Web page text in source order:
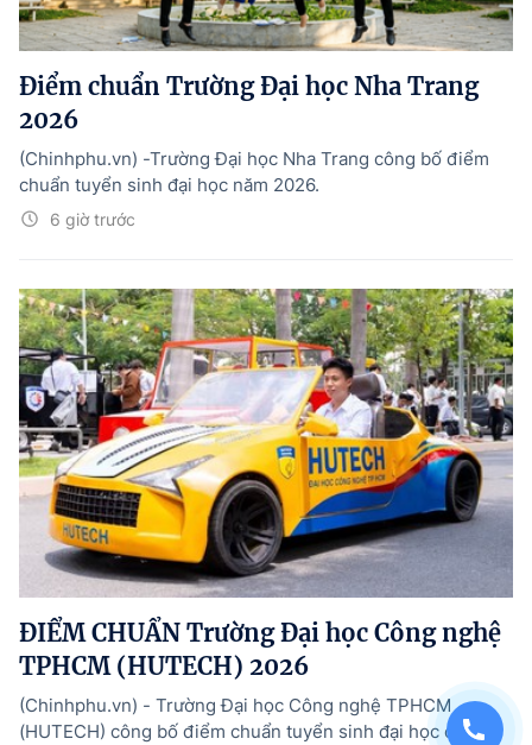
Điểm chuẩn Trường Đại học Nha Trang
2026
6 giờ trước
(Chinhphu.vn) -Trường Đại học Nha Trang công bố điểm
chuẩn tuyển sinh đại học năm 2026.
ĐIỂM CHUẨN Trường Đại học Công nghệ
TPHCM (HUTECH) 2026
(Chinhphu.vn) - Trường Đại học Công nghệ TPHCM
(HUTECH) công bố điểm chuẩn tuyển sinh đại học chính